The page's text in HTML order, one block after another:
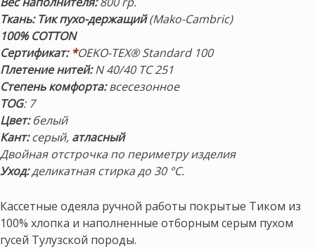
Ткань: Тик пухо-держащий(Mako-Cambric)
100% COTTON
Сертификат:*OEKO-TEX® Standard 100
Плетение нитей:N 40/40 TC 251
Степень комфорта:всесезонное
TOG: 7
Цвет:белый
Кант:серый, атласный
Двойная отстрочка по периметру изделия
Уход:деликатная стирка до 30 °С.
Кассетные одеяла ручной работы покрытые Тиком из
100% хлопка и наполненные отборным серым пухом
гусей Тулузской породы.